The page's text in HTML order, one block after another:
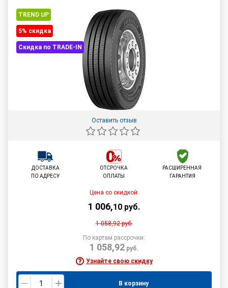
TREND UP
5% cкидка
Скидка по TRADE-IN
Оставить отзыв
ДОСТАВКА
ПО АДРЕСУ
ОТСРОЧКА
ОПЛАТЫ
РАСШИРЕННАЯ
ГАРАНТИЯ
Цена со скидкой:
1 006,10 руб.
1 058,92руб.
По картам рассрочки:
1 058,92руб.
Узнайте свою скидку
В корзину